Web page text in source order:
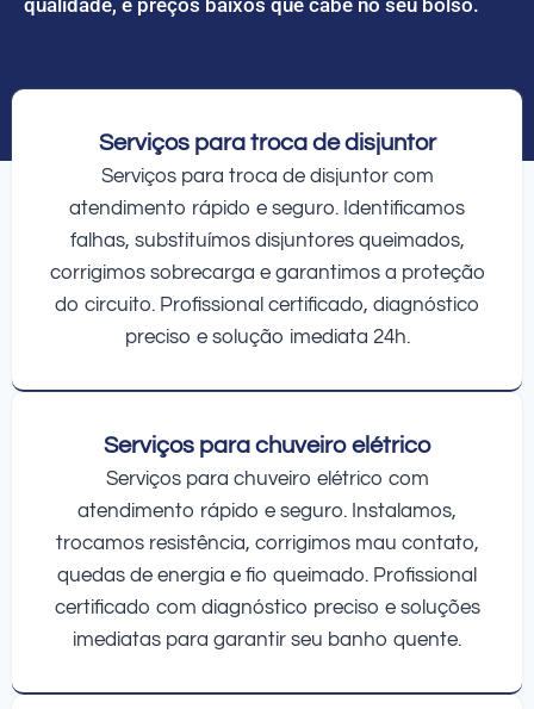
Serviços para troca de disjuntor
Serviços para troca de disjuntor com
atendimento rápido e seguro. Identificamos
falhas, substituímos disjuntores queimados,
corrigimos sobrecarga e garantimos a proteção
do circuito. Profissional certificado, diagnóstico
preciso e solução imediata 24h.
Serviços para chuveiro elétrico
Serviços para chuveiro elétrico com
atendimento rápido e seguro. Instalamos,
trocamos resistência, corrigimos mau contato,
quedas de energia e fio queimado. Profissional
certificado com diagnóstico preciso e soluções
imediatas para garantir seu banho quente.